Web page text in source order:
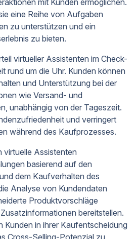
eine Reihe von Aufgaben
zu unterstützen und ein
zu bieten.
virtueller Assistenten im Check-
rund um die Uhr. Kunden können
und Unterstützung bei der
wie Versand- und
unabhängig von der Tageszeit.
und verringert
während des Kaufprozesses.
virtuelle Assistenten
basierend auf den
dem Kaufverhalten des
Analyse von Kundendaten
Produktvorschläge
bereitstellen.
Kunden in ihrer Kaufentscheidung
Cross-Selling-Potenzial zu